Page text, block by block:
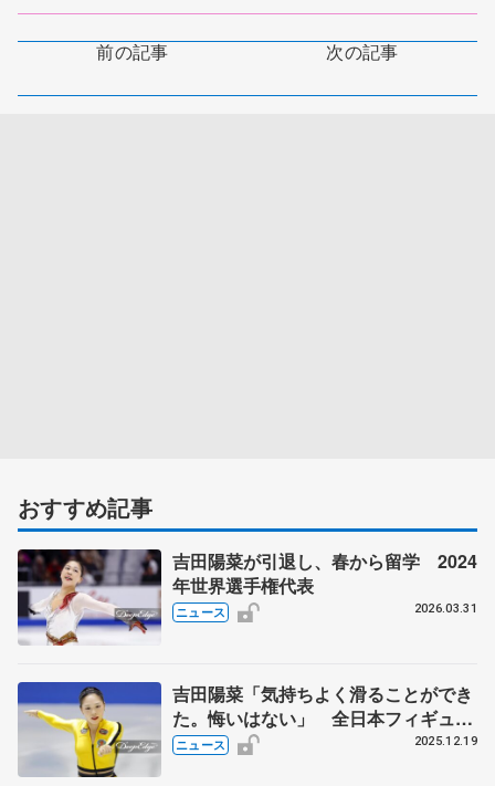
前の記事 次の記事
おすすめ記事
吉田陽菜が引退し、春から留学 2024
年世界選手権代表
ニュース 2026.03.31
吉田陽菜「気持ちよく滑ることができ
た。悔いはない」 全日本フィギュア
女子SP
ニュース 2025.12.19